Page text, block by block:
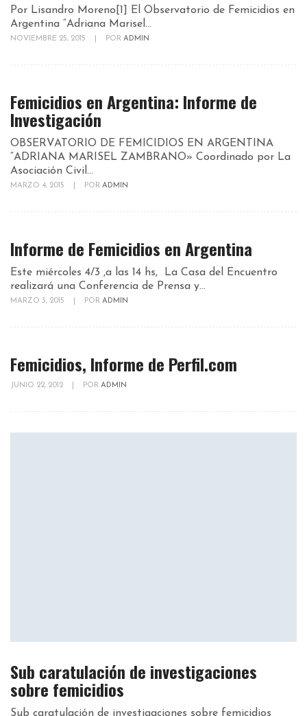
Por Lisandro Moreno[1] El Observatorio de Femicidios en
Argentina “Adriana Marisel...
NOVIEMBRE 25, 2015 POR ADMIN
Femicidios en Argentina: Informe de
Investigación
OBSERVATORIO DE FEMICIDIOS EN ARGENTINA
“ADRIANA MARISEL ZAMBRANO» Coordinado por La
Asociación Civil...
MARZO 4, 2015 POR ADMIN
Informe de Femicidios en Argentina
Este miércoles 4/3 ,a las 14 hs, La Casa del Encuentro
realizará una Conferencia de Prensa y...
MARZO 3, 2015 POR ADMIN
Femicidios, Informe de Perfil.com
JUNIO 22, 2012 POR ADMIN
Sub caratulación de investigaciones
sobre femicidios
Sub caratulación de investigaciones sobre femicidios